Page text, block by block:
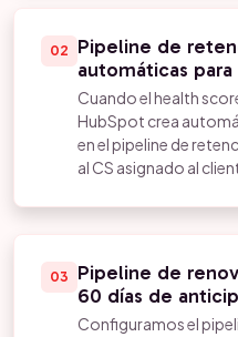
02
Pipeline de
automáticas
Cuando el health
HubSpot crea
en el pipeline de
al CS asignado al
03
Pipeline de
60 días de
Configuramos el